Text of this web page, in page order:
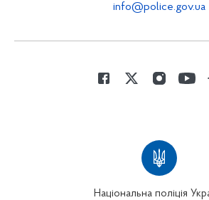
info@police.gov.ua
Національна поліція